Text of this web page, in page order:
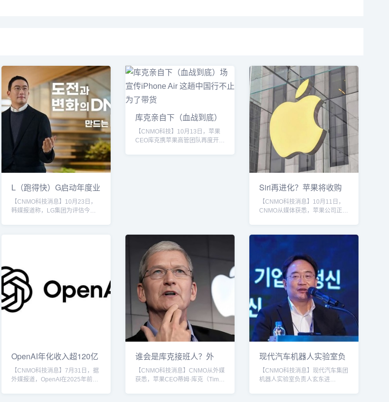
L（跑得快）G启动年度业
务评估 11月中
【CNMO科技消息】10月23日，
韩媒报道称，LG集团为评估今年
新能源、LG U+等主要子公司的业
务报告。此次业务报告会预计将重
点讨论应对美国关税政策和中国竞
争公司攻势的策略，并集中商议人
工智能技术创新的方案。具...
库克亲自下（血战到底）
场宣传iPhone A
【CNMO科技】10月13日，苹果
CEO库克携苹果高管团队再度开启
Siri再进化？苹果将收购
计算机（跑得快
【CNMO科技消息】10月11日，
CNMO从媒体获悉，苹果公司正处
将其核心技术团队及技术成果收入
内部会议中向员工透露，公司正与
苹果推进交易谈判。这家成立于
2023年的初创公司规模仅11人，
曾完成由AIX和Abstract Ventures
领投的500万美元种子轮融资。其
联合创始人包括加州大学伯克利
分...
OpenAI年化收入超120亿
美（金花群）元
【CNMO科技消息】7月31日，据
外媒报道，OpenAI在2025年前七
谁会是库克接班人？外
媒：苹果有三大内
【CNMO科技消息】CNMO从外媒
获悉，苹果CEO蒂姆·库克（Tim
现代汽车机器人实验室负
责人：中国技
【CNMO科技消息】现代汽车集团
机器人实验室负责人玄东进